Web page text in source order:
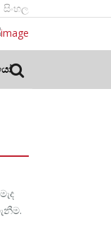
සිංහල